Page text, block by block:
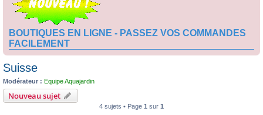
BOUTIQUES EN LIGNE - PASSEZ VOS COMMANDES
FACILEMENT
Suisse
Modérateur : Equipe Aquajardin
Nouveau sujet
4 sujets • Page 1 sur 1